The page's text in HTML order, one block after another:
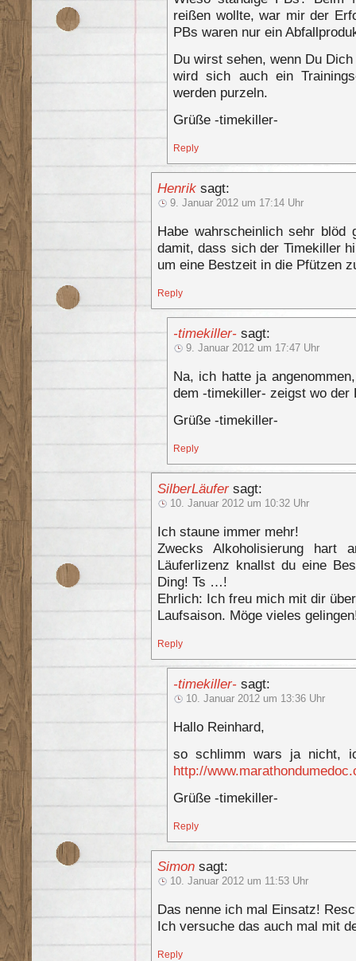
reißen wollte, war mir der
PBs waren nur ein
Du wirst sehen, wenn Du
wird sich auch ein
werden purzeln.
Grüße -timekiller-
Reply
Henrik sagt:
9. Januar 2012 um 17:14 Uhr
Habe wahrscheinlich sehr blöd
damit, dass sich der Timekiller
um eine Bestzeit in die Pfützen
Reply
-timekiller- sagt:
9. Januar 2012 um 17:47 Uhr
Na, ich hatte ja
dem -timekiller- zeigst wo der
Grüße -timekiller-
Reply
SilberLäufer sagt:
10. Januar 2012 um 10:32 Uhr
Ich staune immer mehr!
Zwecks Alkoholisierung hart
Läuferlizenz knallst du eine
Ding! Ts …!
Ehrlich: Ich freu mich mit dir
Laufsaison. Möge vieles
Reply
-timekiller- sagt:
10. Januar 2012 um 13:36 Uhr
Hallo Reinhard,
so schlimm wars ja nicht,
http://
Grüße -timekiller-
Reply
Simon sagt:
10. Januar 2012 um 11:53 Uhr
Das nenne ich mal Einsatz!
Ich versuche das auch mal mit
Reply